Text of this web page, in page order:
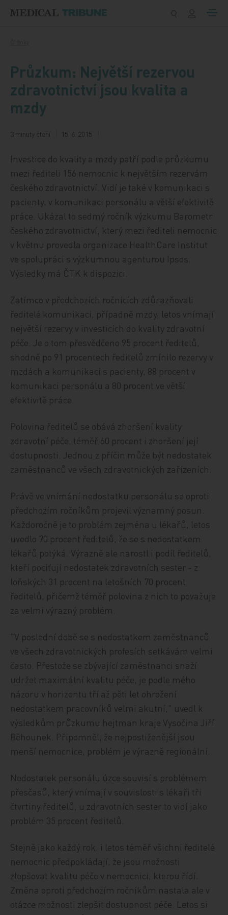
Průzkum: Největší rezervou
zdravotnictví jsou kvalita a
mzdy
3 minuty čtení 15. 6. 2015
Investice do kvality a mzdy patří podle průzkumu
mezi řediteli 156 nemocnic k největším rezervám
českého zdravotnictví. Vidí je také v komunikaci s
pacienty, v komunikaci personálu a větší efektivitě
práce. Ukázal to sedmý ročník výzkumu Barometr
českého zdravotnictví, který mezi řediteli nemocnic
v květnu provedla organizace HealthCare Institut
ve spolupráci s výzkumnou agenturou Ipsos.
Výsledky má ČTK k dispozici.
Zatímco v předchozích ročnících zdůrazňovali
ředitelé komunikaci, případně mzdy, letos vnímají
největší rezervy v investicích do kvality zdravotní
péče. Je o tom přesvědčeno 95 procent ředitelů,
shodně po 91 procentech ředitelů zmínilo rezervy v
mzdách a komunikaci s pacienty, 88 procent v
komunikaci personálu a 80 procent ve větší
efektivitě práce.
Polovina ředitelů se obává zhoršení kvality
zdravotní péče, téměř 60 procent i zhoršení její
dostupnosti. Jednou z příčin může být nedostatek
zaměstnanců ve všech zdravotnických zařízeních.
Právě ve vnímání nedostatku personálu se oproti
předchozím ročníkům projevil významný posun.
Každoročně je to problém zejména u lékařů, letos
uvedlo 70 procent ředitelů, že se s nedostatkem
lékařů potýká. Výrazně ale narostl i podíl ředitelů,
kteří pociťují nedostatek zdravotních sester - z
loňských 31 procent na letošních 70 procent
ředitelů, přičemž téměř polovina z nich to považuje
za velmi výrazný problém.
"V poslední době se s nedostatkem zaměstnanců
ve všech zdravotnických profesích setkávám velmi
často. Přestože se zbývající zaměstnanci snaží
udržet maximální kvalitu péče, je podle mého
názoru v horizontu tří až pěti let ohrožení
nedostatkem pracovníků velmi akutní," uvedl k
výsledkům průzkumu hejtman kraje Vysočina Jiří
Běhounek. Připomněl, že nejpostiženější jsou
menší nemocnice, problém je výrazně regionální.
Nedostatek personálu úzce souvisí s problémem
přesčasů, který vnímají v souvislosti s lékaři tři
čtvrtiny ředitelů, u zdravotních sester to vidí jako
problém 35 procent ředitelů.
Stejně jako každý rok, i letos téměř všichni ředitelé
nemocnic předpokládají, že jsou možnosti
zlepšovat kvalitu péče v nemocnici, kterou řídí.
Změna oproti předchozím ročníkům nastala ale v
otázce možnosti zlepšit dostupnost péče. Letos si